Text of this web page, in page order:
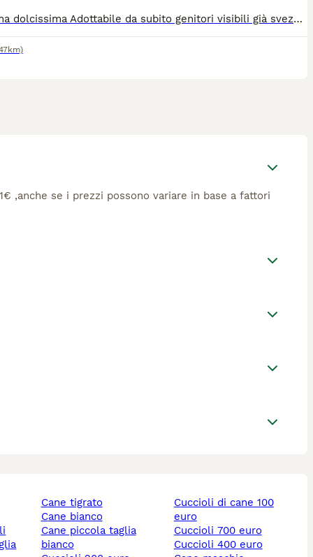
Maltesina dolcissima Adottabile da subito genitori visibili già svezzata e abituata alla traversina..
,anche se i prezzi possono variare in base a fattori
cane tigrato
cane bianco
cane piccola taglia
bianco
cuccioli di cane 100
euro
cuccioli 700 euro
cuccioli 400 euro